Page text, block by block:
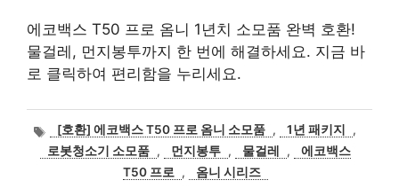
에코백스 T50 프로 옴니 1년치 소모품 완벽 호환!
물걸레, 먼지봉투까지 한 번에 해결하세요. 지금 바
로 클릭하여 편리함을 누리세요.
태
그
[호환] 에코백스 T50 프로 옴니 소모품 , 1년 패키지
,
로봇청소기 소모품 , 먼지봉투 , 물걸레 ,
에코백스
T50 프로
, 옴니 시리즈